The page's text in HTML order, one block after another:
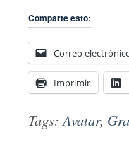
Comparte esto:
Correo
Imprimir
Tags:Avatar,